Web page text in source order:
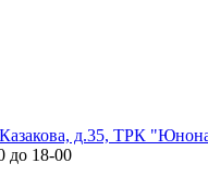
д.35, ТРК
до 18-00